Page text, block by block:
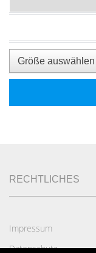
RECHTLICHES
Impressum
Datenschutz